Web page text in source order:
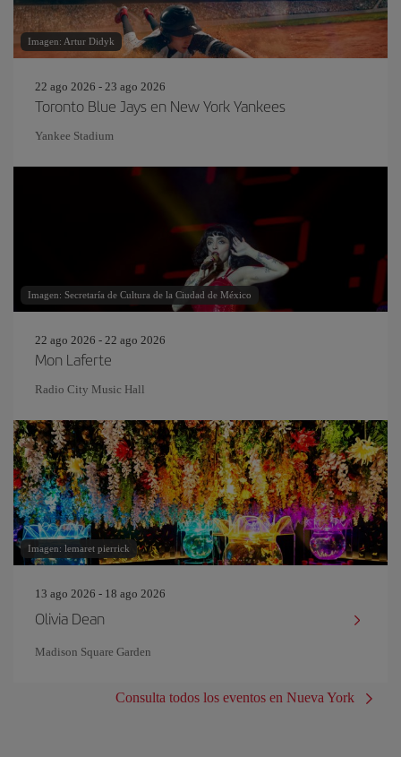
Imagen: Artur Didyk
22 ago 2026 - 23 ago 2026
Toronto Blue Jays en New York Yankees
Yankee Stadium
Imagen: Secretaría de Cultura de la Ciudad de México
22 ago 2026 - 22 ago 2026
Mon Laferte
Radio City Music Hall
Imagen: lemaret pierrick
13 ago 2026 - 18 ago 2026
Olivia Dean
Madison Square Garden
Consulta todos los eventos en Nueva York